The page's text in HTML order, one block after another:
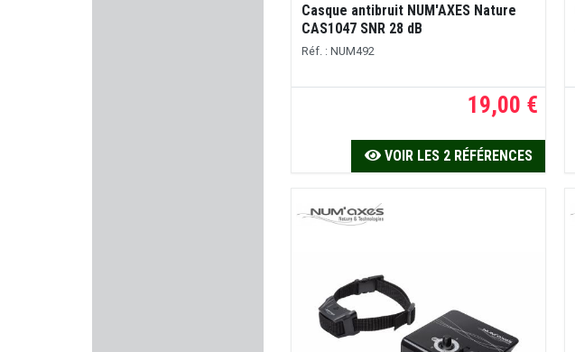
Casque antibruit NUM'AXES Nature
CAS1047 SNR 28 dB
Réf. : NUM492
19,00 €
VOIR LES 2 RÉFÉRENCES